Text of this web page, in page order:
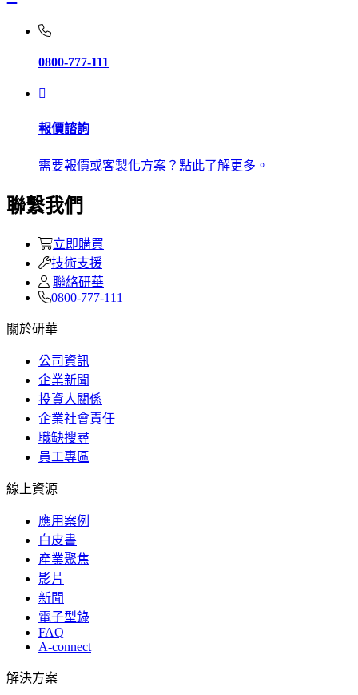
0800-777-111
報價諮詢
需要報價或客製化方案？點此了解更多。
聯繫我們
立即購買
技術支援
聯絡研華
0800-777-111
關於研華
公司資訊
企業新聞
投資人關係
企業社會責任
職缺搜尋
員工專區
線上資源
應用案例
白皮書
產業聚焦
影片
新聞
電子型錄
FAQ
A-connect
解決方案